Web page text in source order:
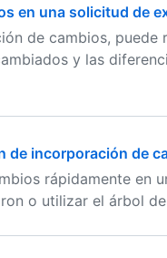
en una solicitud de
de cambios, puede
y las
de incorporación de
rápidamente en
o utilizar el árbol